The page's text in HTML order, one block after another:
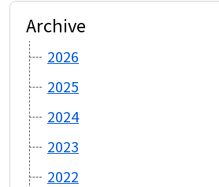
Archive
2026
2025
2024
2023
2022